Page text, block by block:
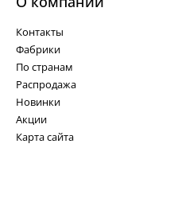
Контакты
Фабрики
По странам
Распродажа
Новинки
Акции
Карта сайта